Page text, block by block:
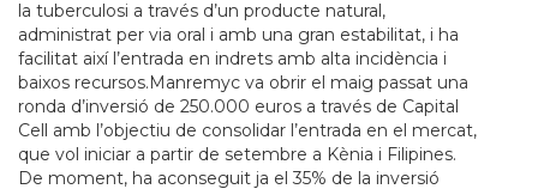
la tuberculosi a través d’un producte natural,
administrat per via oral i amb una gran estabilitat, i ha
facilitat així l’entrada en indrets amb alta incidència i
baixos recursos.Manremyc va obrir el maig passat una
ronda d’inversió de 250.000 euros a través de Capital
Cell amb l’objectiu de consolidar l’entrada en el mercat,
que vol iniciar a partir de setembre a Kènia i Filipines.
De moment, ha aconseguit ja el 35% de la inversió